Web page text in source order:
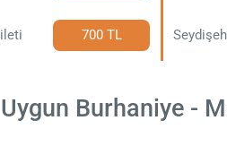
700 TL
Uygun Burhaniye -